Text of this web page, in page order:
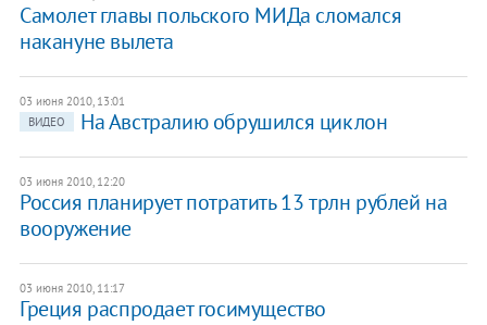
Самолет главы польского МИДа сломался
накануне вылета
03 июня 2010, 13:01
ВИДЕО
На Австралию обрушился циклон
03 июня 2010, 12:20
Россия планирует потратить 13 трлн рублей на
вооружение
03 июня 2010, 11:17
Греция распродает госимущество